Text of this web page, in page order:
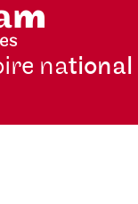
national